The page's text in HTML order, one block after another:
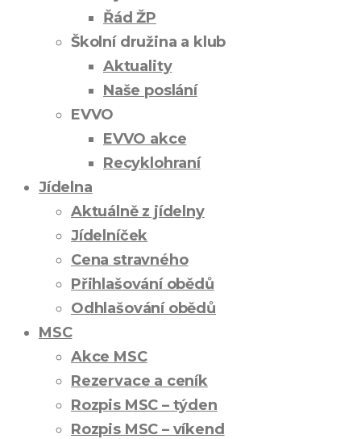
Řád ŽP
Školní družina a klub
Aktuality
Naše poslání
EVVO
EVVO akce
Recyklohraní
Jídelna
Aktuálně z jídelny
Jídelníček
Cena stravného
Přihlašování obědů
Odhlašování obědů
MSC
Akce MSC
Rezervace a ceník
Rozpis MSC – týden
Rozpis MSC – víkend